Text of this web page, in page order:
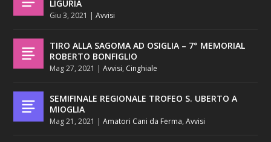
LIGURIA
Giu 3, 2021 |Avvisi
TIRO ALLA SAGOMA AD OSIGLIA – 7° MEMORIAL
ROBERTO BONFIGLIO
Mag 27, 2021 |Avvisi, Cinghiale
SEMIFINALE REGIONALE TROFEO S. UBERTO A
MIOGLIA
Mag 21, 2021 |Amatori Cani da Ferma,Avvisi